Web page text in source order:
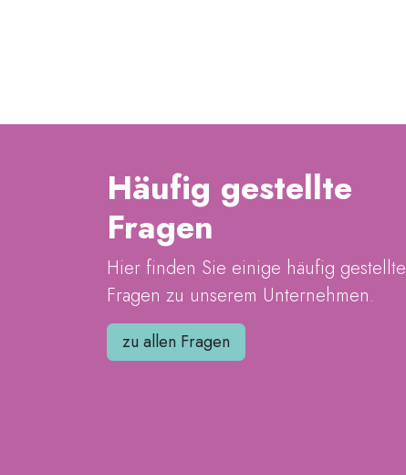
Häufig gestellte
Fragen
Hier finden Sie einige häufig gestellte
Fragen zu unserem Unternehmen.
zu allen Fragen